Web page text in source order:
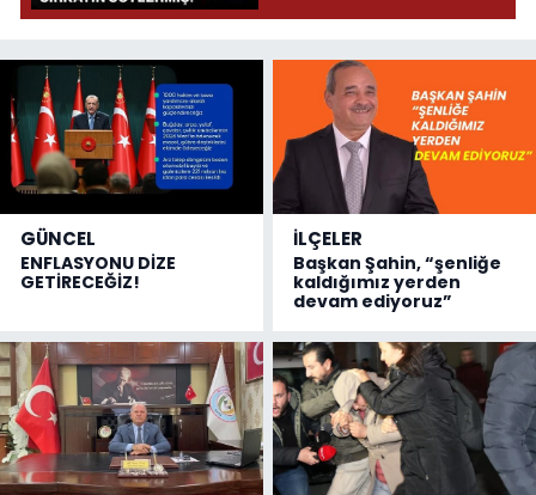
GÜNCEL
ENFLASYONU DİZE
GETİRECEĞİZ!
İLÇELER
Başkan Şahin, “şenliğe
kaldığımız yerden
devam ediyoruz”